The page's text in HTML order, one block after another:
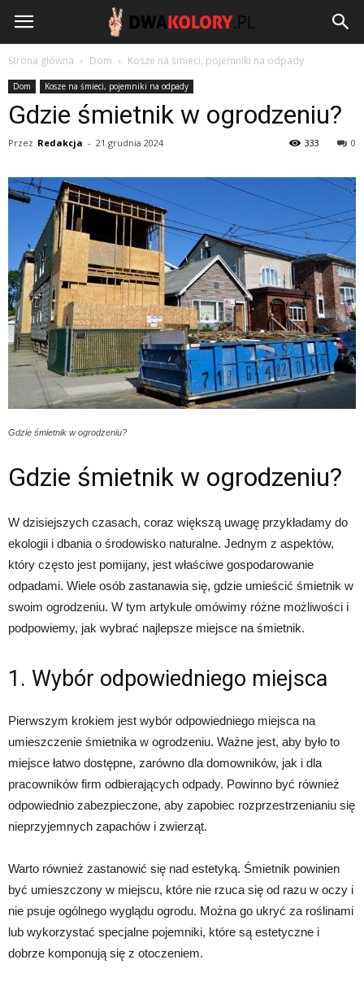
DwaKolory.pl
Strona główna Dom Kosze na śmieci, pojemniki na odpady
Dom Kosze na śmieci, pojemniki na odpady
Gdzie śmietnik w ogrodzeniu?
Przez Redakcja - 21 grudnia 2024 0
333
Gdzie śmietnik w ogrodzeniu?
Gdzie śmietnik w ogrodzeniu?
W dzisiejszych czasach, coraz większą uwagę przykładamy do
ekologii i dbania o środowisko naturalne. Jednym z aspektów,
który często jest pomijany, jest właściwe gospodarowanie
odpadami. Wiele osób zastanawia się, gdzie umieścić śmietnik w
swoim ogrodzeniu. W tym artykule omówimy różne możliwości i
podpowiemy, jak wybrać najlepsze miejsce na śmietnik.
1. Wybór odpowiedniego miejsca
Pierwszym krokiem jest wybór odpowiedniego miejsca na
umieszczenie śmietnika w ogrodzeniu. Ważne jest, aby było to
miejsce łatwo dostępne, zarówno dla domowników, jak i dla
pracowników firm odbierających odpady. Powinno być również
odpowiednio zabezpieczone, aby zapobiec rozprzestrzenianiu się
nieprzyjemnych zapachów i zwierząt.
Warto również zastanowić się nad estetyką. Śmietnik powinien
być umieszczony w miejscu, które nie rzuca się od razu w oczy i
nie psuje ogólnego wyglądu ogrodu. Można go ukryć za roślinami
lub wykorzystać specjalne pojemniki, które są estetyczne i
dobrze komponują się z otoczeniem.